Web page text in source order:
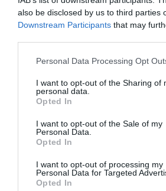
also be disclosed by us to third parties
Downstream Participants that may
Personal Data Processing Opt
I want to opt-out of the Sharing of
personal data.
Opted In
I want to opt-out of the Sale of my
Personal Data.
Opted In
I want to opt-out of processing my
Personal Data for Targeted
Opted In
Σε Κέντρο ΑμεΑ, Μητέρα Έγινε
Την Κόρη Της
ΕΠΌΜΕΝΗ ΑΝΆΡΤΗΣΗ
που Ένωσε μια Ολόκληρη Γενιά
ΣΧΕΤΙΚΈΣ ΑΝΑΡΤΉΣΕΙΣ